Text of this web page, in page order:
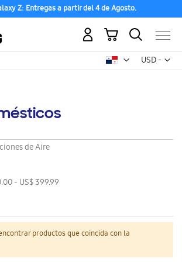
Z: Entregas a partir del 4 de Agosto.
USD -
dólar
Mi carrito
productos que coincida con la
de Aire
- US$ 399.99